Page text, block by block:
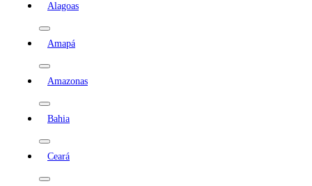
Alagoas
Amapá
Amazonas
Bahia
Ceará